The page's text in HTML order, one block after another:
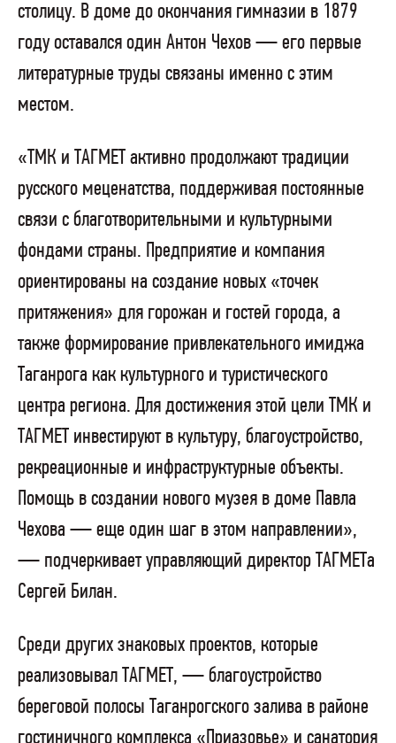
столицу. В доме до окончания гимназии в 1879
году оставался один Антон Чехов — его первые
литературные труды связаны именно с этим
местом.
«ТМК и ТАГМЕТ активно продолжают традиции
русского меценатства, поддерживая постоянные
связи с благотворительными и культурными
фондами страны. Предприятие и компания
ориентированы на создание новых «точек
притяжения» для горожан и гостей города, а
также формирование привлекательного имиджа
Таганрога как культурного и туристического
центра региона. Для достижения этой цели ТМК и
ТАГМЕТ инвестируют в культуру, благоустройство,
рекреационные и инфраструктурные объекты.
Помощь в создании нового музея в доме Павла
Чехова — еще один шаг в этом направлении»,
— подчеркивает управляющий директор ТАГМЕТа
Сергей Билан.
Среди других знаковых проектов, которые
реализовывал ТАГМЕТ, — благоустройство
береговой полосы Таганрогского залива в районе
гостиничного комплекса «Приазовье» и санатория